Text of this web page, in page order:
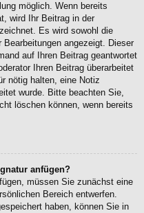
möglich. Wenn bereits
wird Ihr Beitrag in der
Es wird sowohl die
angezeigt. Dieser
auf Ihren Beitrag geantwortet
Ihren Beitrag überarbeitet
nötig halten, eine Notiz
wurde. Bitte beachten Sie,
löschen können, wenn bereits
anfügen?
müssen Sie zunächst eine
Bereich entwerfen.
haben, können Sie in